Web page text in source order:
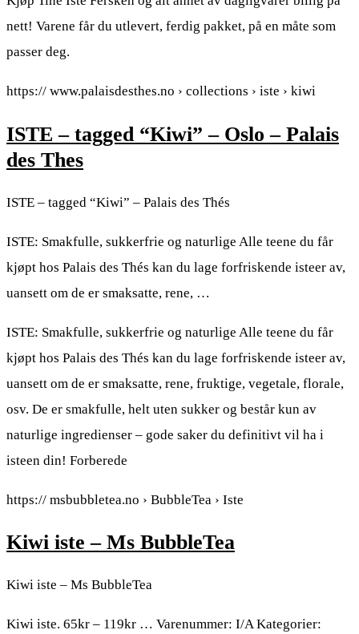
nett! Varene får du utlevert, ferdig pakket, på en måte som
passer deg.
https:// www.palaisdesthes.no › collections › iste › kiwi
ISTE – tagged “Kiwi” – Oslo – Palais
des Thes
ISTE – tagged “Kiwi” – Palais des Thés
ISTE: Smakfulle, sukkerfrie og naturlige Alle teene du får
kjøpt hos Palais des Thés kan du lage forfriskende isteer av,
uansett om de er smaksatte, rene, …
ISTE: Smakfulle, sukkerfrie og naturlige Alle teene du får
kjøpt hos Palais des Thés kan du lage forfriskende isteer av,
uansett om de er smaksatte, rene, fruktige, vegetale, florale,
osv. De er smakfulle, helt uten sukker og består kun av
naturlige ingredienser – gode saker du definitivt vil ha i
isteen din! Forberede
https:// msbubbletea.no › BubbleTea › Iste
Kiwi iste – Ms BubbleTea
Kiwi iste – Ms BubbleTea
Kiwi iste. 65kr – 119kr … Varenummer: I/A Kategorier: